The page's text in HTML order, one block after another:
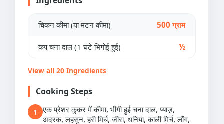
चिकन कीमा (या मटन कीमा) 500 ग्राम
कप चना दाल (1 घंटे भिगोई हुई) ½
View all 20 Ingredients
Cooking Steps
1
एक प्रेशर कुकर में कीमा, भीगी हुई चना दाल, प्याज़,
अदरक, लहसुन, हरी मिर्च, जीरा, धनिया, काली मिर्च, लौंग,